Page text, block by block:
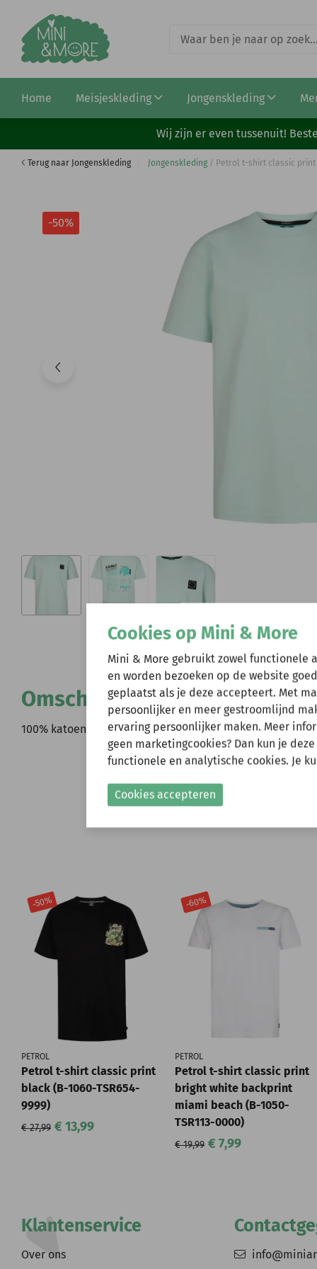
Home Meisjeskleding Jongenskleding
Wij zijn er even tussenuit!
Terug naar Jongenskleding Jongenskleding / Petrol t-shirt classic print
-50%
Omschrijving
100% katoen
-50%
PETROL
Petrol t-shirt classic print
black (B-1060-TSR654-
9999)
€ 27,99 € 13,99
-60%
PETROL
Petrol t-shirt classic print
bright white backprint
miami beach (B-1050-
TSR113-0000)
€ 19,99 € 7,99
€ 27,99 € 13,99
Klantenservice
Over ons
Wij zijn er
Natuurlijk kun je wel
verzonden.
Gelieve hier
Shop nu!
Cookies op Mini & More
Mini & More gebruikt zowel functionele
en worden bezoeken op de website
geplaatst als je deze accepteert. Met
persoonlijker en meer gestroomlijnd
ervaring persoonlijker maken. Meer
geen marketingcookies? Dan kun je
functionele en analytische cookies. Je
Cookies accepteren